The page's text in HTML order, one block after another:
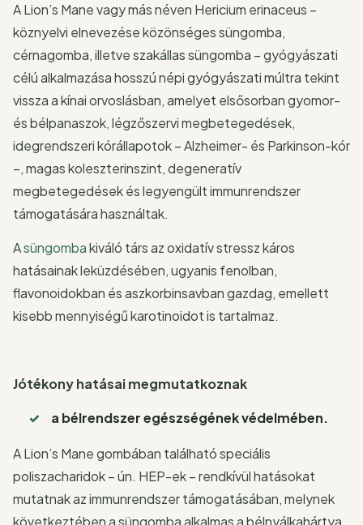
A Lion’s Mane vagy más néven Hericium erinaceus –
köznyelvi elnevezése közönséges süngomba,
cérnagomba, illetve szakállas süngomba – gyógyászati
célú alkalmazása hosszú népi gyógyászati múltra tekint
vissza a kínai orvoslásban, amelyet elsősorban gyomor-
és bélpanaszok, légzőszervi megbetegedések,
idegrendszeri kórállapotok – Alzheimer- és Parkinson-kór
–, magas koleszterinszint, degeneratív
megbetegedések és legyengült immunrendszer
támogatására használtak.
Asüngombakiváló társ az oxidatív stressz káros
hatásainak leküzdésében, ugyanis fenolban,
flavonoidokban és aszkorbinsavban gazdag, emellett
kisebb mennyiségű karotinoidot is tartalmaz.
Jótékony hatásai megmutatkoznak
a bélrendszer egészségének védelmében.
A Lion’s Mane gombában található speciális
poliszacharidok – ún. HEP-ek – rendkívül hatásokat
mutatnak az immunrendszer támogatásában, melynek
következtében a süngomba alkalmas a bélnyálkahártya